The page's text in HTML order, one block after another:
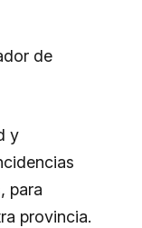
de
y
para
provincia.